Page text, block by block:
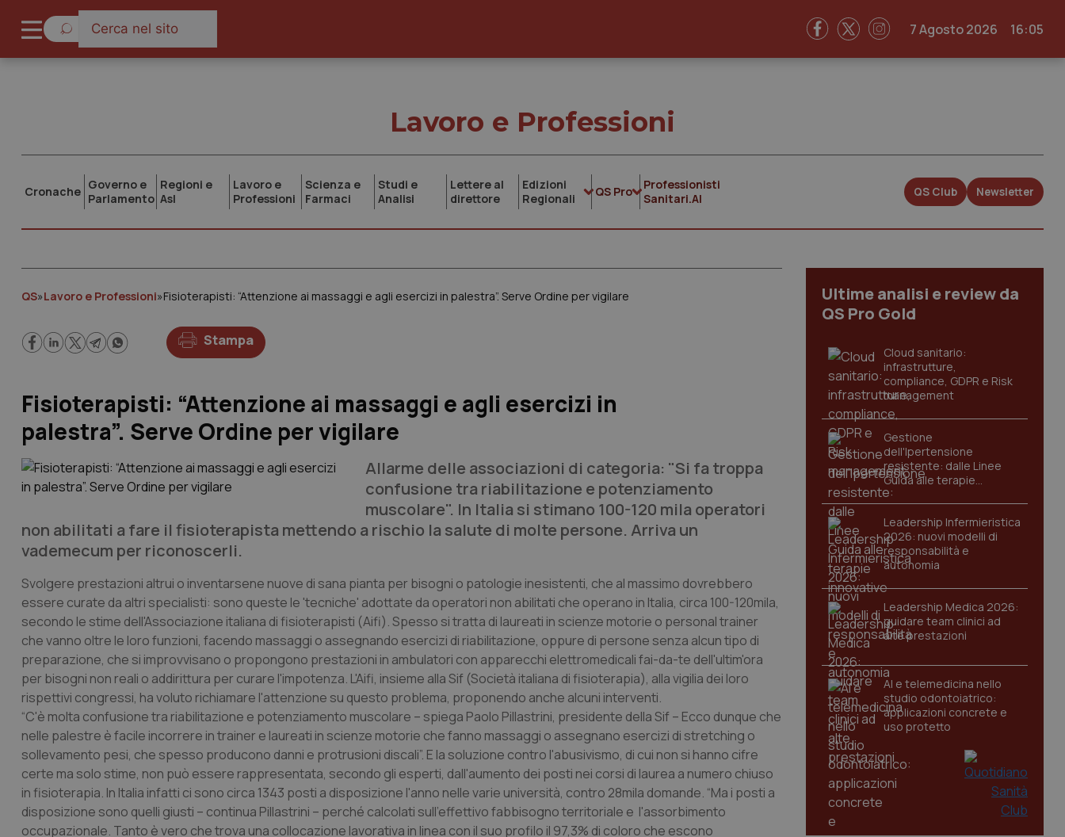
7 Agosto 2026 16:05
Lavoro e Professioni
Cronache Governo e
Parlamento
Regioni e
Asl
Lavoro e
Professioni
Scienza e
Farmaci
Studi e
Analisi
Lettere al
direttore
Edizioni
Regionali
QS Pro
Professionisti
Sanitari.AI
QS Club Newsletter
QS»Lavoro e Professioni»Fisioterapisti: “Attenzione ai massaggi e agli esercizi in palestra”. Serve Ordine per vigilare
Stampa
Fisioterapisti: “Attenzione ai massaggi e agli esercizi in
palestra”. Serve Ordine per vigilare
Allarme delle associazioni di categoria: "Si fa troppa
confusione tra riabilitazione e potenziamento
muscolare". In Italia si stimano 100-120 mila operatori
non abilitati a fare il fisioterapista mettendo a rischio la salute di molte persone. Arriva un
vademecum per riconoscerli.
Svolgere prestazioni altrui o inventarsene nuove di sana pianta per bisogni o patologie inesistenti, che al massimo dovrebbero
essere curate da altri specialisti: sono queste le 'tecniche' adottate da operatori non abilitati che operano in Italia, circa 100-120mila,
secondo le stime dell'Associazione italiana di fisioterapisti (Aifi). Spesso si tratta di laureati in scienze motorie o personal trainer
che vanno oltre le loro funzioni, facendo massaggi o assegnando esercizi di riabilitazione, oppure di persone senza alcun tipo di
preparazione, che si improvvisano o propongono prestazioni in ambulatori con apparecchi elettromedicali fai-da-te dell'ultim'ora
per bisogni non reali o addirittura per curare l'impotenza. L'Aifi, insieme alla Sif (Società italiana di fisioterapia), alla vigilia dei loro
rispettivi congressi, ha voluto richiamare l'attenzione su questo problema, proponendo anche alcuni interventi.
“C'è molta confusione tra riabilitazione e potenziamento muscolare – spiega Paolo Pillastrini, presidente della Sif – Ecco dunque che
nelle palestre è facile incorrere in trainer e laureati in scienze motorie che fanno massaggi o assegnano esercizi di stretching o
sollevamento pesi, che spesso producono danni e protrusioni discali”. E la soluzione contro l'abusivismo, di cui non si hanno cifre
certe ma solo stime, non può essere rappresentata, secondo gli esperti, dall'aumento dei posti nei corsi di laurea a numero chiuso
in fisioterapia. In Italia infatti ci sono circa 1343 posti a disposizione l'anno nelle varie università, contro 28mila domande. “Ma i posti a
disposizione sono quelli giusti – continua Pillastrini – perché calcolati sull'effettivo fabbisogno territoriale e l'assorbimento
occupazionale. Tanto è vero che trova una collocazione lavorativa in linea con il suo profilo il 97,3% di coloro che escono
Ultime analisi e review da
QS Pro Gold
Cloud sanitario:
infrastrutture,
compliance, GDPR e Risk
management
Gestione
dell'Ipertensione
resistente: dalle Linee
Guida alle terapie
innovative
Leadership Infermieristica
2026: nuovi modelli di
responsabilità e
autonomia
Leadership Medica 2026:
guidare team clinici ad
alte prestazioni
AI e telemedicina nello
studio odontoiatrico:
applicazioni concrete e
uso protetto